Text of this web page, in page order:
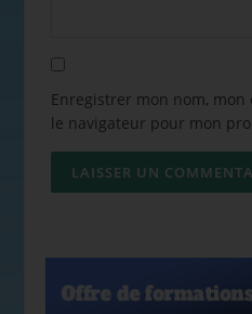
Enregistrer mon nom,
le navigateur pour mon